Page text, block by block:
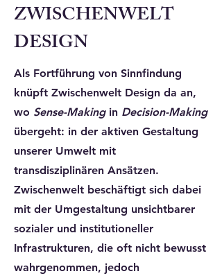
ZWISCHENWELT
DESIGN
Als Fortführung von Sinnfindung
knüpft Zwischenwelt Design da an,
wo Sense-Makingin Decision-Making
übergeht: in der aktiven Gestaltung
unserer Umwelt mit
transdisziplinären Ansätzen.
Zwischenwelt beschäftigt sich dabei
mit der Umgestaltung unsichtbarer
sozialer und institutioneller
Infrastrukturen, die oft nicht bewusst
wahrgenommen, jedoch